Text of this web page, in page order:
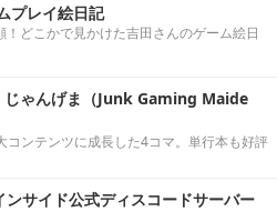
プレイ絵日記
！どこかで見かけた吉田さんのゲーム絵日
じゃんげま（Junk Gaming Maide
ンテンツに成長した4コマ。単行本も好評
サイド公式ディスコードサーバー